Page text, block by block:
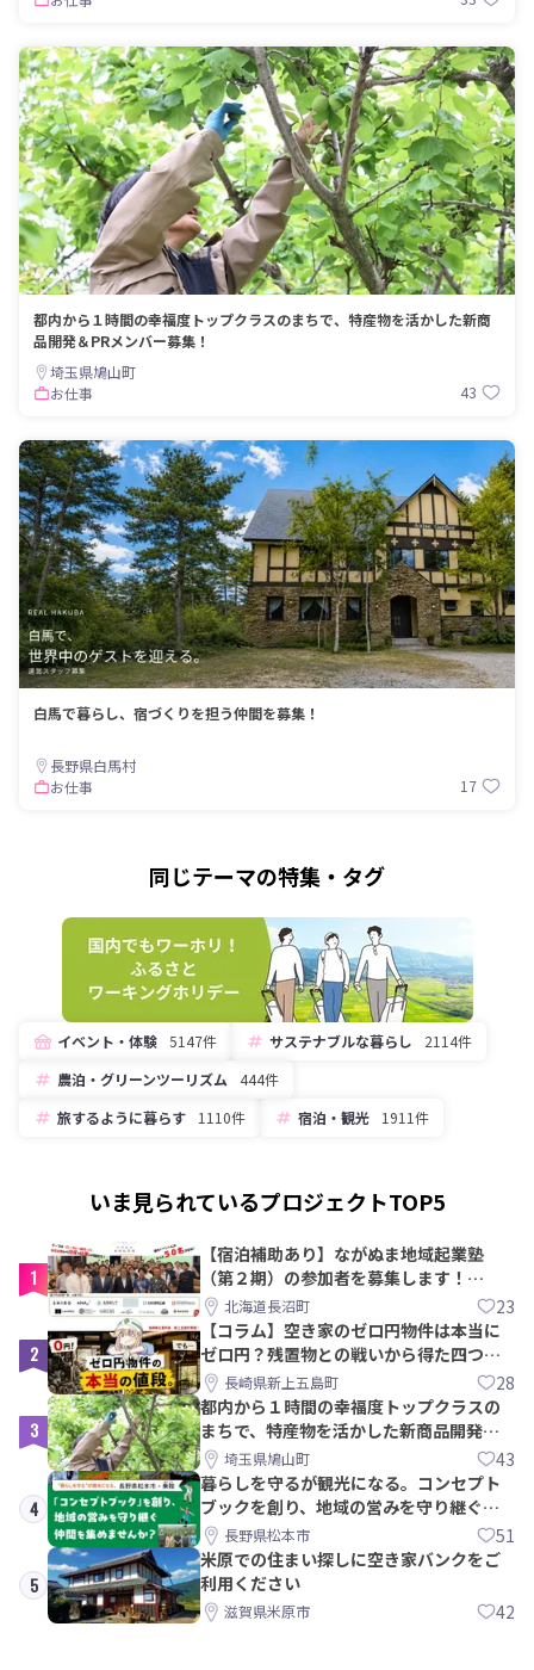
都内から１時間の幸福度トップクラスのまちで、特産物を活かした新商
品開発＆PRメンバー募集！
埼玉県鳩山町
お仕事
43
白馬で暮らし、宿づくりを担う仲間を募集！
長野県白馬村
お仕事
17
同じテーマの特集・タグ
イベント・体験 5147件 サステナブルな暮らし
2114件
農泊・グリーンツーリズム
444件
旅するように暮らす
1110件 宿泊・観光 1911件
いま見られているプロジェクトTOP5
1
【宿泊補助あり】ながぬま地域起業塾
（第２期）の参加者を募集します！
【8/21〆】
北海道長沼町 23
2
【コラム】空き家のゼロ円物件は本当に
ゼロ円？残置物との戦いから得た四つの
教訓｜新上五島町
長崎県新上五島町 28
3
都内から１時間の幸福度トップクラスの
まちで、特産物を活かした新商品開発＆
PRメンバー募集！
埼玉県鳩山町 43
4
暮らしを守るが観光になる。コンセプト
ブックを創り、地域の営みを守り継ぐ仲
間を集めませんか？
長野県松本市 51
5
米原での住まい探しに空き家バンクをご
利用ください
滋賀県米原市 42